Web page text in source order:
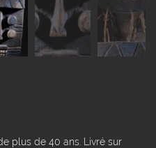
plus de 40 ans. Livré sur